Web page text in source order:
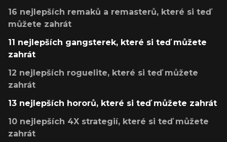
16 nejlepších remaků a remasterů, které si teď
můžete zahrát
11 nejlepších gangsterek, které si teď můžete
zahrát
12 nejlepších roguelite, které si teď můžete
zahrát
13 nejlepších hororů, které si teď můžete zahrát
10 nejlepších 4X strategií, které si teď můžete
zahrát